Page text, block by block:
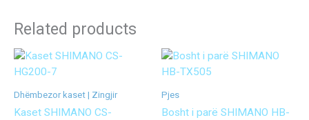
Related products
Dhëmbezor kaset | Zingjir
Kaset SHIMANO CS-
Pjes
Bosht i parë SHIMANO HB-